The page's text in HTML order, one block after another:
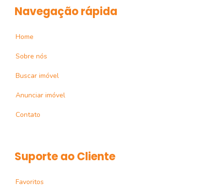
Navegação rápida
Home
Sobre nós
Buscar imóvel
Anunciar imóvel
Contato
Suporte ao Cliente
Favoritos